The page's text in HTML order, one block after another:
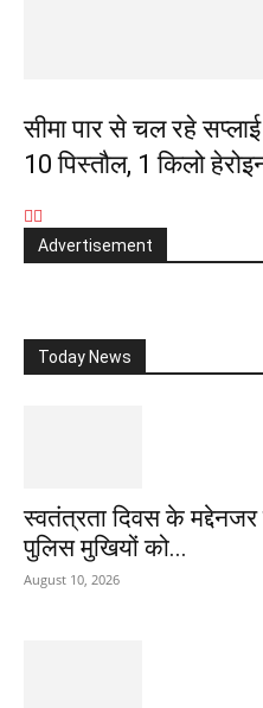
सीमा पार से चल रहे
10 पिस्तौल, 1 किलो
Advertisement
Today News
स्वतंत्रता दिवस के मद्देनजर
पुलिस मुखियों को...
August 10, 2026